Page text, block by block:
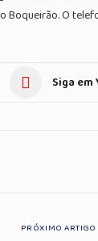
Boqueirão. O
Siga em
PRÓXIMO ARTIGO